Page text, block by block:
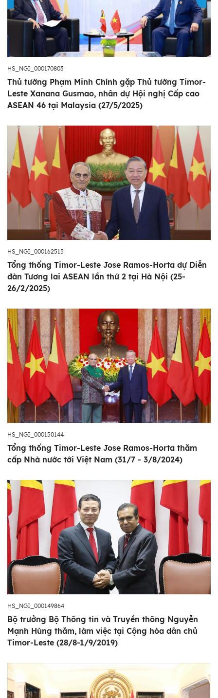
HS_NGI_000170803
Thủ tướng Phạm Minh Chính gặp Thủ tướng Timor-
Leste Xanana Gusmao, nhân dự Hội nghị Cấp cao
ASEAN 46 tại Malaysia (27/5/2025)
HS_NGI_000162515
Tổng thống Timor-Leste Jose Ramos-Horta dự Diễn
đàn Tương lai ASEAN lần thứ 2 tại Hà Nội (25-
26/2/2025)
HS_NGI_000150144
Tổng thống Timor-Leste Jose Ramos-Horta thăm
cấp Nhà nước tới Việt Nam (31/7 - 3/8/2024)
HS_NGI_000149864
Bộ trưởng Bộ Thông tin và Truyền thông Nguyễn
Mạnh Hùng thăm, làm việc tại Cộng hòa dân chủ
Timor-Leste (28/8-1/9/2019)